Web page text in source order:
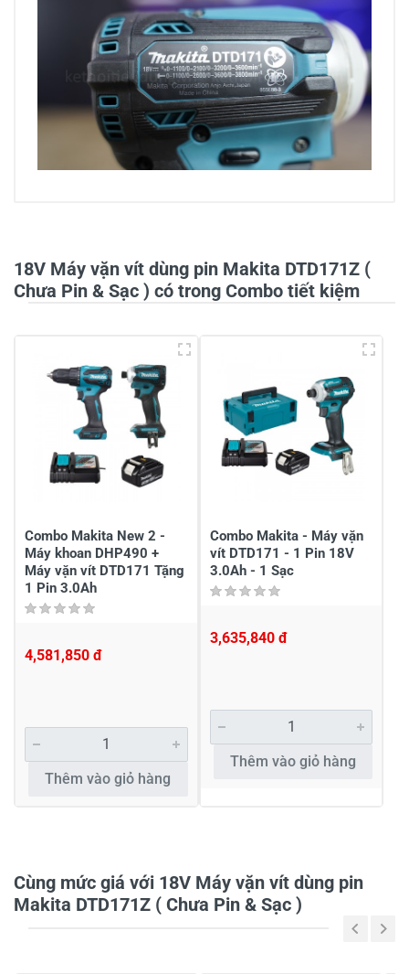
1 đánh giá
4
3
2
-
1
-
Viết nhận xét của bạn
Đức
Hàng chính hãng an tâm khi mua
phẩm của KNTD. KNTD sẽ luôn nỗ lực để
phát triển, Chúc anh sức khỏe và mong
nhận được sự yêu mến của anh cho những
18V Máy vặn vít dùng pin Makita DTD171Z (
Chưa Pin & Sạc ) có trong Combo tiết kiệm
Combo Makita New 2 -
Máy khoan DHP490 +
Máy vặn vít DTD171 Tặng
1 Pin 3.0Ah
4,581,850 đ
Thêm vào giỏ hàng
Combo Makita - Máy vặn
vít DTD171 - 1 Pin 18V
3.0Ah - 1 Sạc
3,635,840 đ
Thêm vào giỏ hàng
Cùng mức giá với 18V Máy vặn vít dùng pin
Makita DTD171Z ( Chưa Pin & Sạc )